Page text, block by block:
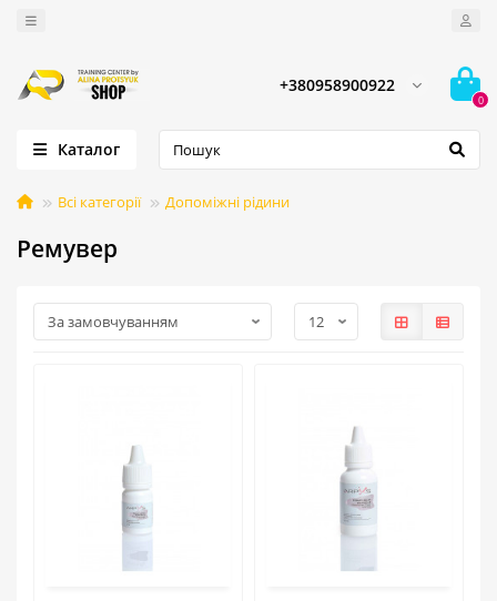
+380958900922
0
Каталог
Всі категорії Допоміжні рідини
Ремувер